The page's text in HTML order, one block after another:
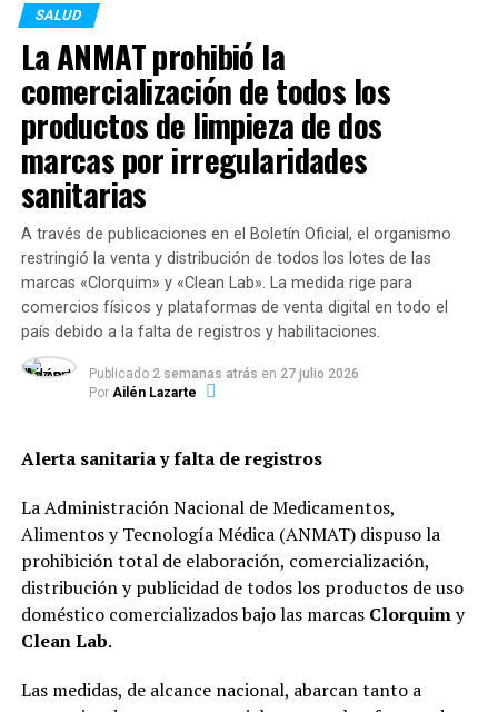
TEMAS RELACIONADOS: ACTUALIDAD
SIGUENTE
Coronavirus: la ANMAT aprobó el test argentino que
detecta al virus en cinco minutos
ANTERIOR
Según Nación, hay una suba «acelerada» de casos en
jóvenes de entre 15 y 19 años
SALUD
La ANMAT prohibió la
comercialización de todos los
productos de limpieza de dos
marcas por irregularidades
sanitarias
A través de publicaciones en el Boletín Oficial, el organismo
restringió la venta y distribución de todos los lotes de las
marcas «Clorquim» y «Clean Lab». La medida rige para
comercios físicos y plataformas de venta digital en todo el
país debido a la falta de registros y habilitaciones.
Publicado 2 semanas atrás en 27 julio 2026
Por Ailén Lazarte
Alerta sanitaria y falta de registros
La Administración Nacional de Medicamentos,
Alimentos y Tecnología Médica (ANMAT) dispuso la
prohibición total de elaboración, comercialización,
distribución y publicidad de todos los productos de uso
doméstico comercializados bajo las marcas Clorquimy
Clean Lab.
Las medidas, de alcance nacional, abarcan tanto a